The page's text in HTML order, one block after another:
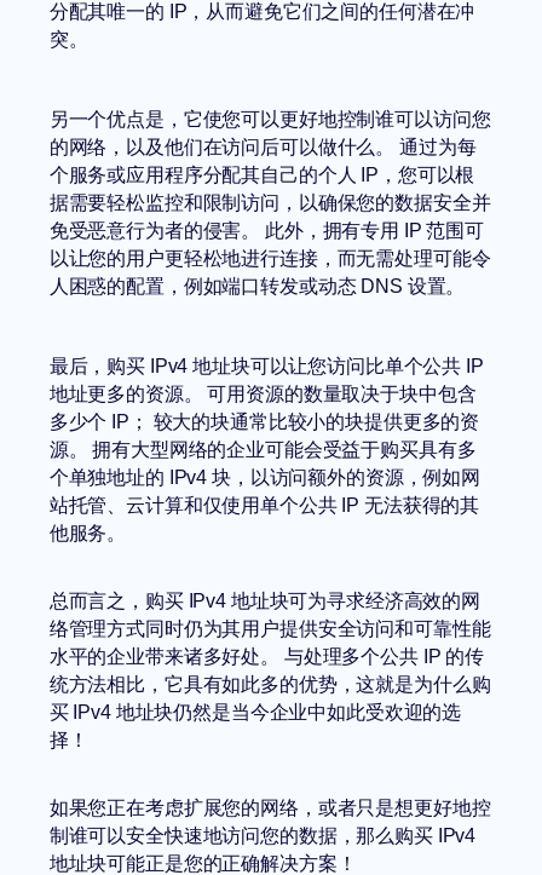
分配其唯一的 IP，从而避免它们之间的任何潜在冲
突。
另一个优点是，它使您可以更好地控制谁可以访问您
的网络，以及他们在访问后可以做什么。 通过为每
个服务或应用程序分配其自己的个人 IP，您可以根
据需要轻松监控和限制访问，以确保您的数据安全并
免受恶意行为者的侵害。 此外，拥有专用 IP 范围可
以让您的用户更轻松地进行连接，而无需处理可能令
人困惑的配置，例如端口转发或动态 DNS 设置。
最后，购买 IPv4 地址块可以让您访问比单个公共 IP
地址更多的资源。 可用资源的数量取决于块中包含
多少个 IP； 较大的块通常比较小的块提供更多的资
源。 拥有大型网络的企业可能会受益于购买具有多
个单独地址的 IPv4 块，以访问额外的资源，例如网
站托管、云计算和仅使用单个公共 IP 无法获得的其
他服务。
总而言之，购买 IPv4 地址块可为寻求经济高效的网
络管理方式同时仍为其用户提供安全访问和可靠性能
水平的企业带来诸多好处。 与处理多个公共 IP 的传
统方法相比，它具有如此多的优势，这就是为什么购
买 IPv4 地址块仍然是当今企业中如此受欢迎的选
择！
如果您正在考虑扩展您的网络，或者只是想更好地控
制谁可以安全快速地访问您的数据，那么购买 IPv4
地址块可能正是您的正确解决方案！